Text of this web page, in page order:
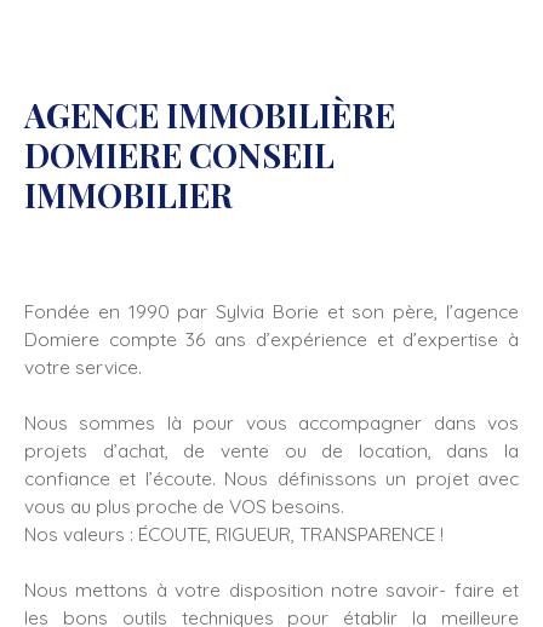
AGENCE IMMOBILIÈRE
DOMIERE CONSEIL
IMMOBILIER
Fondée en 1990 par Sylvia Borie et son père, l’agence
Domiere compte 36 ans d’expérience et d’expertise à
votre service.
Nous sommes là pour vous accompagner dans vos
projets d’achat, de vente ou de location, dans la
confiance et l’écoute. Nous définissons un projet avec
vous au plus proche de VOS besoins.
Nos valeurs : ÉCOUTE, RIGUEUR, TRANSPARENCE !
Nous mettons à votre disposition notre savoir- faire et
les bons outils techniques pour établir la meilleure